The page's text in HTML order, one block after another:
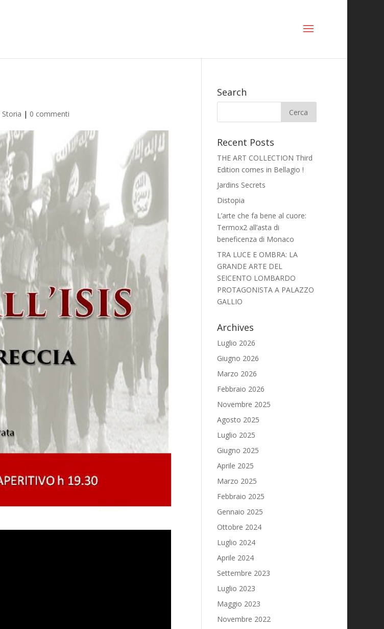
Storia | 0 commenti
Search
Recent Posts
THE ART COLLECTION Third
Edition comes in Bellagio !
Jardins Secrets
Distopia
L’arte che fa bene al cuore:
Termox2 all’asta di
beneficenza di Monaco
TRA LUCE E OMBRA: LA
GRANDE ARTE DEL
SEICENTO LOMBARDO
PROTAGONISTA A PALAZZO
GALLIO
Archives
Luglio 2026
Giugno 2026
Marzo 2026
Febbraio 2026
Novembre 2025
Agosto 2025
Luglio 2025
Giugno 2025
Aprile 2025
Marzo 2025
Febbraio 2025
Gennaio 2025
Ottobre 2024
Luglio 2024
Aprile 2024
Settembre 2023
Luglio 2023
Maggio 2023
Novembre 2022